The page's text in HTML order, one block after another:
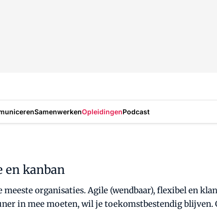
SamenwerkenOpleidingenPodcast
en kanban
organisaties. Agile (wendbaar), flexibel en
in mee moeten, wil je toekomstbestendig